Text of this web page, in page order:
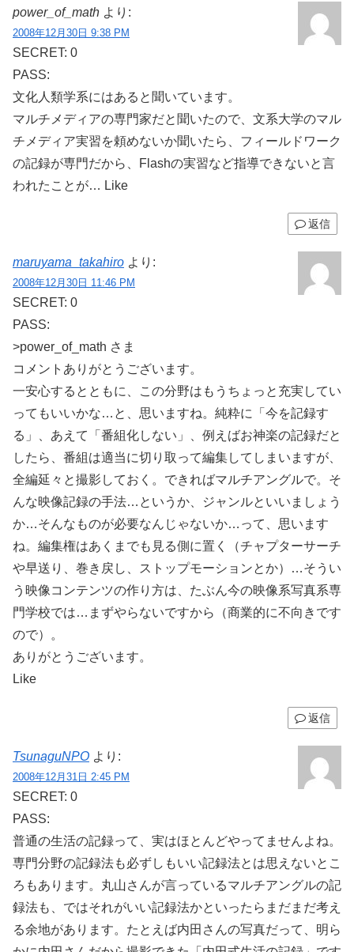
power_of_math より:
2008年12月30日 9:38 PM
SECRET: 0
PASS:
文化人類学系にはあると聞いています。
マルチメディアの専門家だと聞いたので、文系大学のマル
チメディア実習を頼めないか聞いたら、フィールドワーク
の記録が専門だから、Flashの実習など指導できないと言
われたことが… Like
返信
maruyama_takahiro より:
2008年12月30日 11:46 PM
SECRET: 0
PASS:
>power_of_math さま
コメントありがとうございます。
一安心するとともに、この分野はもうちょっと充実してい
ってもいいかな…と、思いますね。純粋に「今を記録す
る」、あえて「番組化しない」、例えばお神楽の記録だと
したら、番組は適当に切り取って編集してしまいますが、
全編延々と撮影しておく。できればマルチアングルで。そ
んな映像記録の手法…というか、ジャンルといいましょう
か…そんなものが必要なんじゃないか…って、思います
ね。編集権はあくまでも見る側に置く（チャプターサーチ
や早送り、巻き戻し、ストップモーションとか）…そうい
う映像コンテンツの作り方は、たぶん今の映像系写真系専
門学校では…まずやらないですから（商業的に不向きです
ので）。
ありがとうございます。
Like
返信
TsunaguNPO より:
2008年12月31日 2:45 PM
SECRET: 0
PASS:
普通の生活の記録って、実はほとんどやってませんよね。
専門分野の記録法も必ずしもいい記録法とは思えないとこ
ろもあります。丸山さんが言っているマルチアングルの記
録法も、ではそれがいい記録法かといったらまだまだ考え
る余地があります。たとえば内田さんの写真だって、明ら